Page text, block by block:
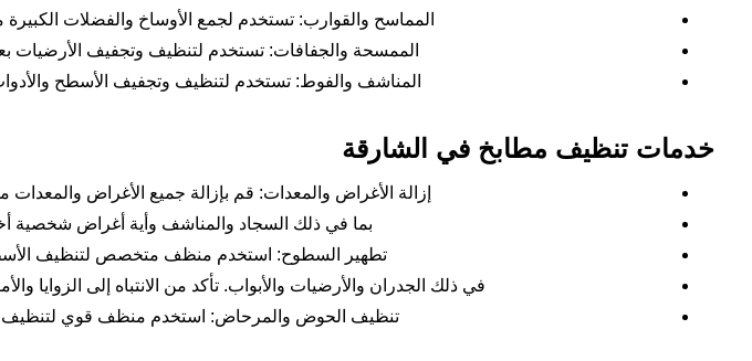
المماسح والقوارب: تستخدم لجمع الأوساخ والفضلات
الممسحة والجفافات: تستخدم لتنظيف وتجفيف الأرضيات
المناشف والفوط: تستخدم لتنظيف وتجفيف الأسطح
خدمات تنظيف مطابخ في الشارقة
إزالة الأغراض والمعدات: قم بإزالة جميع الأغراض والمعدات
بما في ذلك السجاد والمناشف وأية أغراض شخصية
تطهير السطوح: استخدم منظف متخصص لتنظيف
في ذلك الجدران والأرضيات والأبواب. تأكد من الانتباه إلى الزوايا
تنظيف الحوض والمرحاض: استخدم منظف قوي